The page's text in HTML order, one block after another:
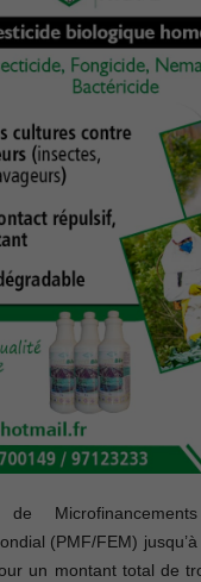
de
(PMF/FEM)
un montant total de